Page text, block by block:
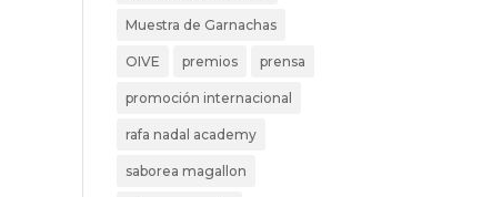
Muestra de Garnachas
OIVE premios prensa
promoción internacional
rafa nadal academy
saborea magallon